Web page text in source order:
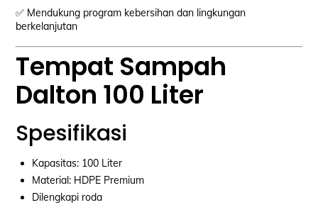
✅ Mendukung program kebersihan dan lingkungan
berkelanjutan
Tempat Sampah
Dalton 100 Liter
Spesifikasi
Kapasitas: 100 Liter
Material: HDPE Premium
Dilengkapi roda